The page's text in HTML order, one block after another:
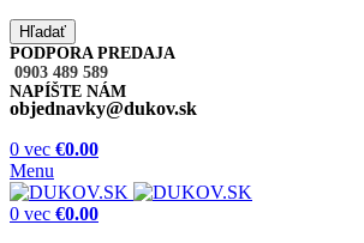
Hľadať
PODPORA PREDAJA
0903 489 589
NAPÍŠTE NÁM
objednavky@dukov.sk
0 vec €0.00
Menu
0 vec €0.00